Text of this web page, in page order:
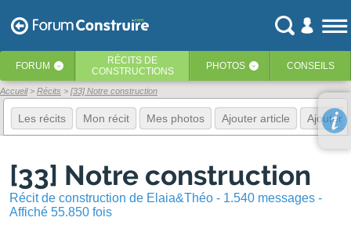
FORUM ‹ RÉCITS DE
CONSTRUCTIONS
PHOTOS ‹ CONSEILS
Accueil Récits [33] Notre construction
Les récits Mon récit Mes photos Ajouter article Ajouter
[33] Notre construction
Récit de construction de Elaia&Théo - 1.540 messages -
Affiché 55.850 fois